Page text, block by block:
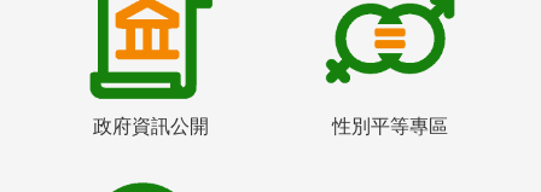
政府資訊公開 性別平等專區